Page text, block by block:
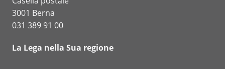
3001 Berna
031 389 91 00
La Lega nella Sua regione